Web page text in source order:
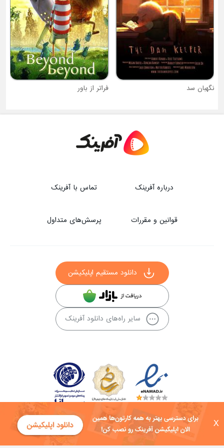
X
نگهبان سد فراتر از باور
درباره آفرینک تماس با آفرینک
قوانین و مقررات پرسش‌های متداول
دانلود مستقیم اپلیکیشن
سایر راه‌های دانلود آفرینک
کلیه حقوق این سایت به شرکت توسعه فناوی هفت آسمان توکان تعلق دارد و